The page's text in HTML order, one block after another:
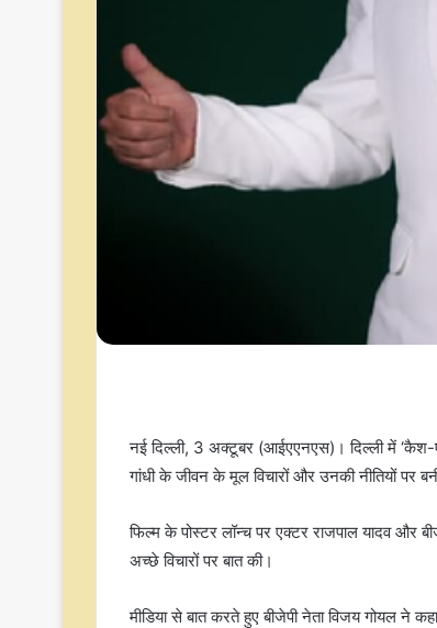
नई दिल्ली, 3 अक्टूबर (आईएएनएस)। दिल्ली में ‘कैश-
गांधी के जीवन के मूल विचारों और उनकी नीतियों पर
फिल्म के पोस्टर लॉन्च पर एक्टर राजपाल यादव और
अच्छे विचारों पर बात की।
मीडिया से बात करते हुए बीजेपी नेता विजय गोयल ने